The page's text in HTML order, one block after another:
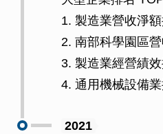
1. 製造業營收淨
2. 南部科學園區
3. 製造業經營績
4. 通用機械設備
2021